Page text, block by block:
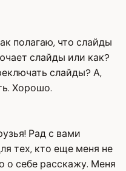
полагаю, что слайды
слайды или как?
слайды? А,
Хорошо.
Рад с вами
тех, кто еще меня не
о себе расскажу. Меня